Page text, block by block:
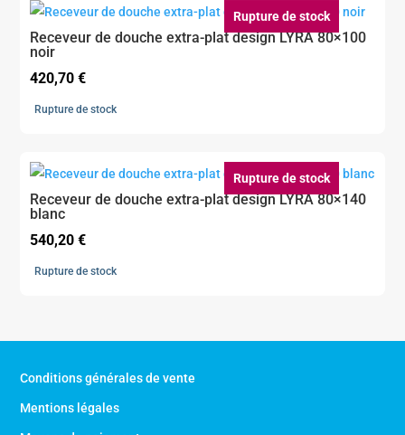
471,60 €.
282,96 €.
Rupture de stock
Receveur de douche extra-plat design LYRA 80×100
noir
420,70€
Rupture de stock
Rupture de stock
Receveur de douche extra-plat design LYRA 80×140
blanc
540,20€
Rupture de stock
Conditions générales de vente
Mentions légales